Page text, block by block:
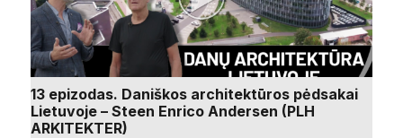
13 epizodas. Daniškos architektūros pėdsakai
Lietuvoje – Steen Enrico Andersen (PLH
ARKITEKTER)